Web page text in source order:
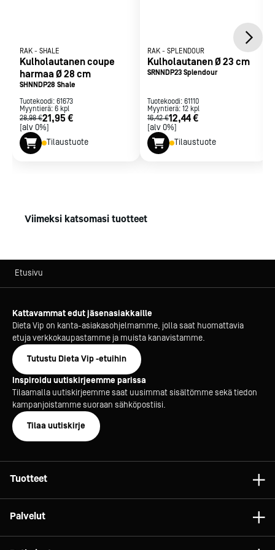
RAK - SHALE
Kulholautanen coupe
harmaa Ø 28 cm
SHNNDP28 Shale
Tuotekoodi: 61673
Myyntierä: 6 kpl
28,98 €21,95 €
[alv 0%]
Tilaustuote
RAK - SPLENDOUR
Kulholautanen Ø 23 cm
SRNNDP23 Splendour
Tuotekoodi: 61110
Myyntierä: 12 kpl
16,42 €12,44 €
[alv 0%]
Tilaustuote
Viimeksi katsomasi tuotteet
Etusivu
Kattavammat edut jäsenasiakkaille
Dieta Vip on kanta-asiakasohjelmamme, jolla saat huomattavia
etuja verkkokaupastamme ja muista kanavistamme.
Tutustu Dieta Vip -etuihin
Inspiroidu uutiskirjeemme parissa
Tilaamalla uutiskirjeemme saat uusimmat sisältömme sekä tiedon
kampanjoistamme suoraan sähköpostiisi.
Tilaa uutiskirje
Tuotteet
Palvelut
Konsultointi